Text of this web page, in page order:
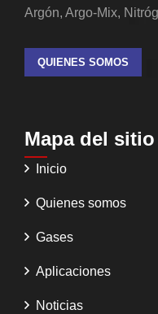
Argón, Argo-Mix,
QUIENES SOMOS
Mapa del sitio
Inicio
Quienes somos
Gases
Aplicaciones
Noticias